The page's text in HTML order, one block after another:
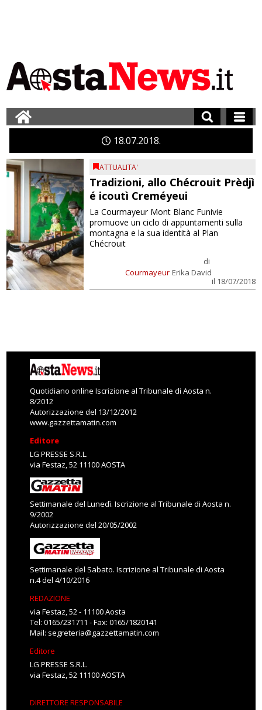
1807 2018
ATTUALITA'
Tradizioni, allo Chécrouit Prèdjì
é icoutì Creméyeui
Courmayeur
di
Erika David
il 18/07/2018
La Courmayeur Mont Blanc Funivie
promuove un ciclo di appuntamenti sulla
montagna e la sua identità al Plan
Chécrouit
Quotidiano online Iscrizione al Tribunale di Aosta n.
8/2012
Autorizzazione del 13/12/2012
www.gazzettamatin.com
Editore
LG PRESSE S.R.L.
via Festaz, 52 11100 AOSTA
Settimanale del Lunedì. Iscrizione al Tribunale di Aosta n.
9/2002
Autorizzazione del 20/05/2002
Settimanale del Sabato. Iscrizione al Tribunale di Aosta
n.4 del 4/10/2016
REDAZIONE
via Festaz, 52 - 11100 Aosta
Tel: 0165/231711 - Fax: 0165/1820141
Mail: segreteria@gazzettamatin.com
Editore
LG PRESSE S.R.L.
via Festaz, 52 11100 AOSTA
DIRETTORE RESPONSABILE